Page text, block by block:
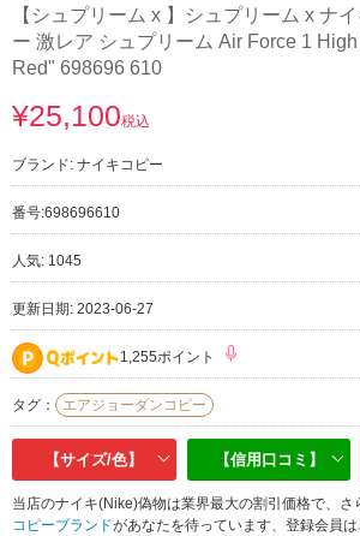
【シュプリーム x 】シュプリーム x ナ
ー 激レア シュプリーム Air Force 1
Red" 698696 610
¥25,100税込
ブランド: ナイキコピー
番号:698696610
人気: 1045
更新日期: 2023-06-27
1,255ポイント
タグ： エアジョーダンコピー
【サイズ/色】 【信用口コミ】
当店のナイキ(Nike)偽物は業界最大の割引価格で、さ
コピーブランドがあなたを待っています、登録会員